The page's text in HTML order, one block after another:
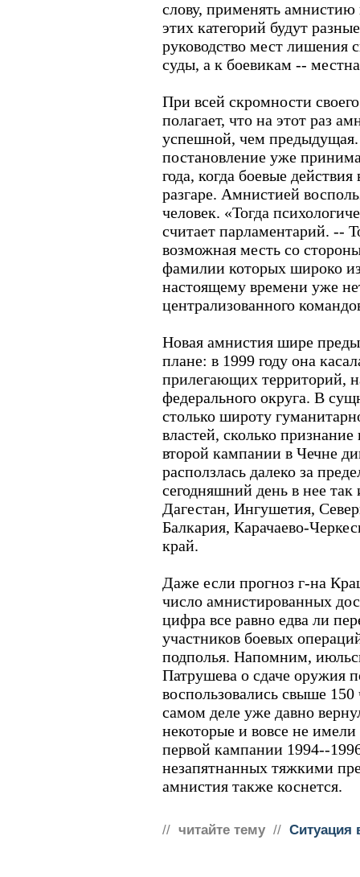
слову, применять
этих категорий будут
руководство мест лишения
суды, а к боевикам --
При всей скромности
полагает, что на этот раз
успешной, чем
постановление уже
года, когда боевые
разгаре. Амнистией
человек. «Тогда
считает парламентарий. --
возможная месть со
фамилии которых широко
настоящему времени уже
централизованного
Новая амнистия шире
плане: в 1999 году она
прилегающих территорий,
федерального округа. В
столько широту
властей, сколько
второй кампании в Чечне
расползлась далеко за
сегодняшний день в нее
Дагестан, Ингушетия,
Балкария, Карачаево-
край.
Даже если прогноз г-на
число амнистированных
цифра все равно едва ли
участников боевых
подполья. Напомним,
Патрушева о сдаче оружия
воспользовались свыше
самом деле уже давно
некоторые и вовсе не
первой кампании 1994--
незапятнанных тяжкими
амнистия также коснется.
// читайте тему // Ситуация